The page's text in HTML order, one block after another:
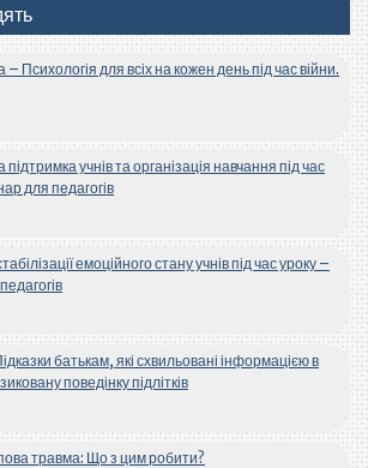
Психологія для всіх на кожен день під час війни.
підтримка учнів та організація навчання під час
для педагогів
емоційного стану учнів під час уроку –
батькам, які схвильовані інформацією в
поведінку підлітків
травма: Що з цим робити?